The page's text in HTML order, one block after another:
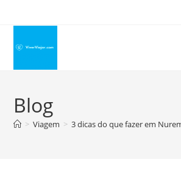
conteúdo
Blog
> Viagem > 3 dicas do que fazer em